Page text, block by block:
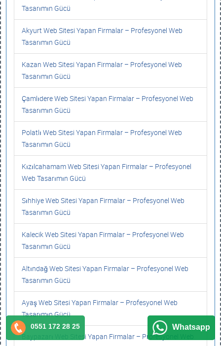
Tasarımın Gücü
Akyurt Web Sitesi Yapan Firmalar – Profesyonel Web
Tasarımın Gücü
Kazan Web Sitesi Yapan Firmalar – Profesyonel Web
Tasarımın Gücü
Çamlıdere Web Sitesi Yapan Firmalar – Profesyonel Web
Tasarımın Gücü
Polatlı Web Sitesi Yapan Firmalar – Profesyonel Web
Tasarımın Gücü
Kızılcahamam Web Sitesi Yapan Firmalar – Profesyonel
Web Tasarımın Gücü
Sıhhiye Web Sitesi Yapan Firmalar – Profesyonel Web
Tasarımın Gücü
Kalecik Web Sitesi Yapan Firmalar – Profesyonel Web
Tasarımın Gücü
Altındağ Web Sitesi Yapan Firmalar – Profesyonel Web
Tasarımın Gücü
Ayaş Web Sitesi Yapan Firmalar – Profesyonel Web
Tasarımın Gücü
Baypazarı Web Sitesi Yapan Firmalar – Profesyonel Web
0551 172 28 25 Whatsapp